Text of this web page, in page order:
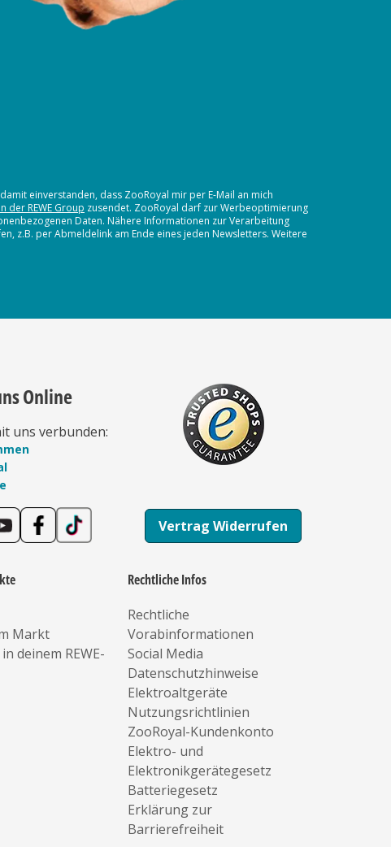
einverstanden, dass ZooRoyal mir per E-Mail an mich
der REWE Group zusendet. ZooRoyal darf zur Werbeoptimierung
Daten. Nähere Informationen zur Verarbeitung
z.B. per Abmeldelink am Ende eines jeden Newsletters. Weitere
Online
uns verbunden:
Vertrag Widerrufen
Markt
deinem REWE-
Rechtliche Infos
Rechtliche
Vorabinformationen
Social Media
Datenschutzhinweise
Elektroaltgeräte
Nutzungsrichtlinien
ZooRoyal-Kundenkonto
Elektro- und
Elektronikgerätegesetz
Batteriegesetz
Erklärung zur
Barrierefreiheit